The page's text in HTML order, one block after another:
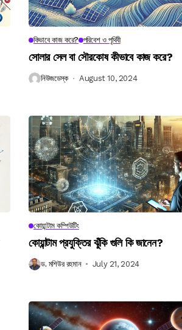
কিভাবে কাজ করে? পরিবেশ ও পৃথিবী
সোলার সেল বা সৌরকোষ কীভাবে কাজ করে?
নিউজডেস্ক August 10, 2024
কোয়ান্টাম কম্পিউটিং
কোয়ান্টাম প্রযুক্তির ঝুঁকি গুলি কি জানেন?
ড. মশিউর রহমান July 21, 2024